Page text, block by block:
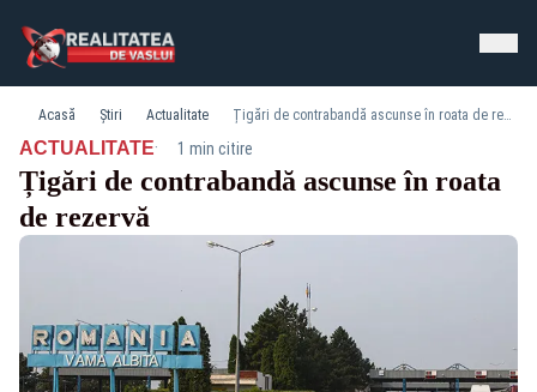
Acasă Știri Actualitate Țigări de contrabandă ascunse în roata de rezervă
ACTUALITATE· 1 min citire
Țigări de contrabandă ascunse în roata
de rezervă